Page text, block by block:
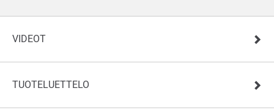
VIDEOT
TUOTELUETTELO